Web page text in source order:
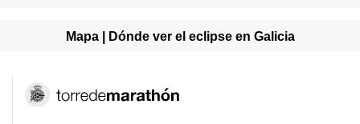
Mapa | Dónde ver el eclipse en Galicia